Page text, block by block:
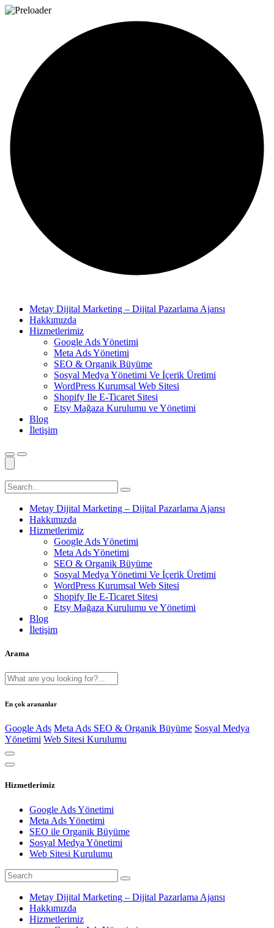
Metay Dijital Marketing – Dijital Pazarlama Ajansı
Hakkımızda
Hizmetlerimiz
Google Ads Yönetimi
Meta Ads Yönetimi
SEO & Organik Büyüme
Sosyal Medya Yönetimi Ve İçerik Üretimi
WordPress Kurumsal Web Sitesi
Shopify Ile E-Ticaret Sitesi
Etsy Mağaza Kurulumu ve Yönetimi
Blog
İletişim
Metay Dijital Marketing – Dijital Pazarlama Ajansı
Hakkımızda
Hizmetlerimiz
Google Ads Yönetimi
Meta Ads Yönetimi
SEO & Organik Büyüme
Sosyal Medya Yönetimi Ve İçerik Üretimi
WordPress Kurumsal Web Sitesi
Shopify Ile E-Ticaret Sitesi
Etsy Mağaza Kurulumu ve Yönetimi
Blog
İletişim
Arama
En çok arananlar
Google Ads Meta Ads SEO & Organik Büyüme Sosyal Medya
Yönetimi Web Sitesi Kurulumu
Hizmetlerimiz
Google Ads Yönetimi
Meta Ads Yönetimi
SEO ile Organik Büyüme
Sosyal Medya Yönetimi
Web Sitesi Kurulumu
Metay Dijital Marketing – Dijital Pazarlama Ajansı
Hakkımızda
Hizmetlerimiz